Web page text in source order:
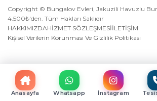
Copyright © Bungalov Evleri, Jakuzili Havuzlu
4.500₺'den. Tüm Hakları Saklıdır
HAKKIMIZDAHİZMET SÖZLEŞMESİİLETİŞİM
Kişisel Verilerin Korunması Ve Gizlilik Politikası
Anasayfa Whatsapp İnstagram